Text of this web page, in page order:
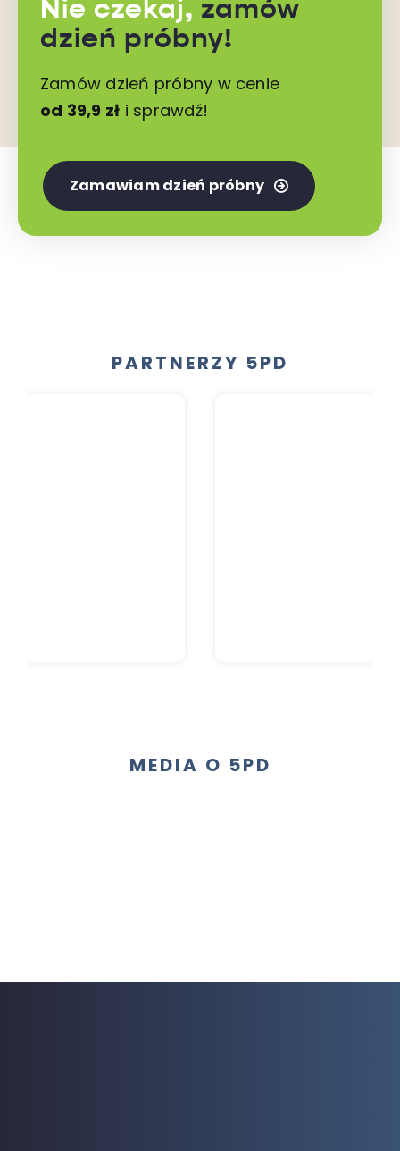
Nie czekaj, zamów
dzień próbny!
Zamów dzień próbny w cenie
od 39,9 zł i sprawdź!
Zamawiam dzień próbny
PARTNERZY 5PD
MEDIA O 5PD